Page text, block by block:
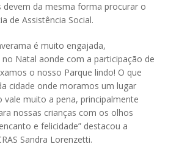
da mesma forma procurar o
de Assistência Social.
é muito engajada,
Natal aonde com a participação de
o nosso Parque lindo! O que
cidade onde moramos um lugar
vale muito a pena, principalmente
nossas crianças com os olhos
e felicidade” destacou a
Sandra Lorenzetti.